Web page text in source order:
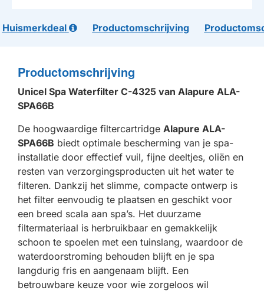
Huismerkdeal Productomschrijving
Productomschrijving
Unicel Spa Waterfilter C-4325 van Alapure ALA-
SPA66B
De hoogwaardige filtercartridge Alapure ALA-
SPA66B biedt optimale bescherming van je spa-
installatie door effectief vuil, fijne deeltjes, oliën en
resten van verzorgingsproducten uit het water te
filteren. Dankzij het slimme, compacte ontwerp is
het filter eenvoudig te plaatsen en geschikt voor
een breed scala aan spa’s. Het duurzame
filtermateriaal is herbruikbaar en gemakkelijk
schoon te spoelen met een tuinslang, waardoor de
waterdoorstroming behouden blijft en je spa
langdurig fris en aangenaam blijft. Een
betrouwbare keuze voor wie zorgeloos wil